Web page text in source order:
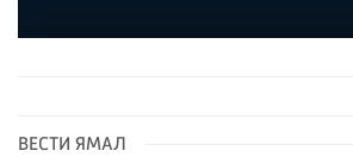
ВЕСТИ ЯМАЛ